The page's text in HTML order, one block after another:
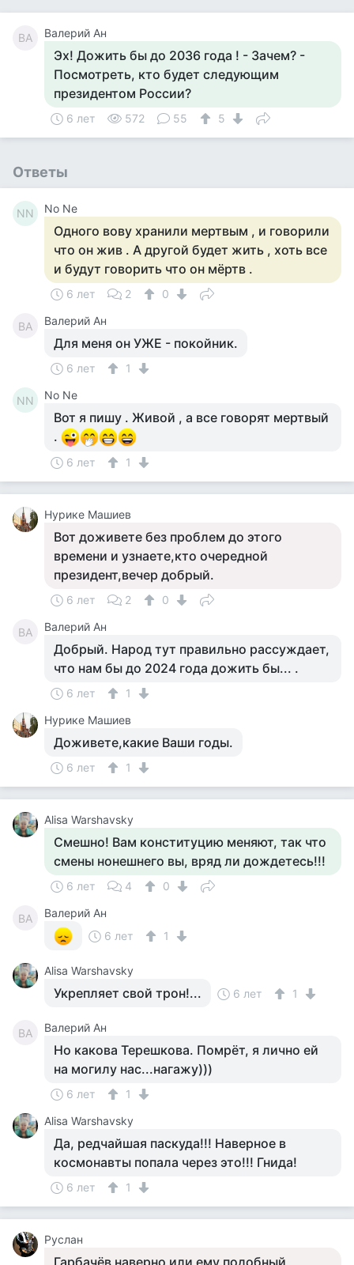
ВА Валерий Ан
Эх! Дожить бы до 2036 года ! - Зачем? -
Посмотреть, кто будет следующим
президентом России?
6 лет 572 55 5
Ответы
NN No Ne
Одного вову хранили мертвым , и говорили
что он жив . А другой будет жить , хоть все
и будут говорить что он мёртв .
6 лет 2 0
ВА Валерий Ан
Для меня он УЖЕ - покойник.
6 лет 1
NN No Ne
Вот я пишу . Живой , а все говорят мертвый
.
6 лет 1
Нурике Машиев
Вот доживете без проблем до этого
времени и узнаете,кто очередной
президент,вечер добрый.
6 лет 2 0
ВА Валерий Ан
Добрый. Народ тут правильно рассуждает,
что нам бы до 2024 года дожить бы... .
6 лет
1
Нурике Машиев
Доживете,какие Ваши годы.
6 лет 1
Alisa Warshavsky
Смешно! Вам конституцию меняют, так что
смены нонешнего вы, вряд ли дождетесь!!!
6 лет 4 0
ВА
Валерий Ан
6 лет
1
Alisa Warshavsky
Укрепляет свой трон!... 6 лет 1
ВА Валерий Ан
Но какова Терешкова. Помрёт, я лично ей
на могилу нас...нагажу)))
6 лет
1
Alisa Warshavsky
Да, редчайшая паскуда!!! Наверное в
космонавты попала через это!!! Гнида!
6 лет 1
Руслан
Гарбачёв наверно или ему подобный